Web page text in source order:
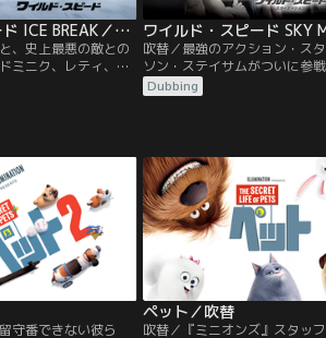
ワイルド・スピード ICE BREAK／吹替【ドウェイン・ジョンソン＋ジェイソン・ステイサム】
、史上最悪の敵との
ミニク、レティ、ロ
ばれた“ファミリ
わっていた。しか
切りによって、ホブ
リーは崩壊の危機に
吹替／最強のアクション・ス
ソン・ステイサムがついに参
歴代最高の大ヒットをマークし
ロットル・ジェットコースター
てを賭けた最後のミッション
する！！
Dubbing
守番できない彼ら
ペット／吹替
吹替／『ミニオンズ』スタッ